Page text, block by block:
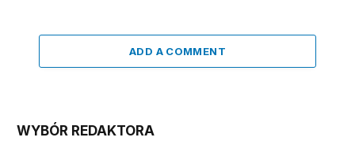
ADD A COMMENT
WYBÓR REDAKTORA